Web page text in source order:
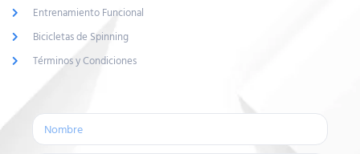
Entrenamiento Funcional
Bicicletas de Spinning
Términos y Condiciones